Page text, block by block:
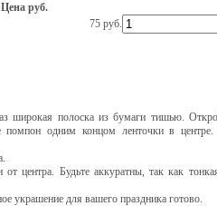
Цена руб.
75 руб.
широкая полоска из бумаги тишью.
одним концом ленточки в центре.
центра. Будьте аккуратны, так как
украшение для вашего праздника готово.